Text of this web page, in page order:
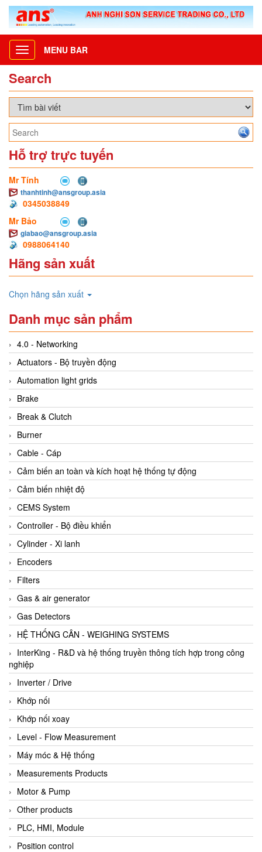
Toggle
navigation
MENU BAR
Search
Hỗ trợ trực tuyến
Mr Tính
thanhtinh@ansgroup.asia
0345038849
Mr Bảo
giabao@ansgroup.asia
0988064140
Hãng sản xuất
Chọn hãng sản xuất
Danh mục sản phẩm
4.0 - Networking
Actuators - Bộ truyền động
Automation light grids
Brake
Break & Clutch
Burner
Cable - Cáp
Cảm biến an toàn và kích hoạt hệ thống tự động
Cảm biến nhiệt độ
CEMS System
Controller - Bộ điều khiển
Cylinder - Xi lanh
Encoders
Filters
Gas & air generator
Gas Detectors
HỆ THỐNG CÂN - WEIGHING SYSTEMS
InterKing - R&D và hệ thống truyền thông tích hợp trong công
nghiệp
Inverter / Drive
Khớp nối
Khớp nối xoay
Level - Flow Measurement
Máy móc & Hệ thống
Measurements Products
Motor & Pump
Other products
PLC, HMI, Module
Position control